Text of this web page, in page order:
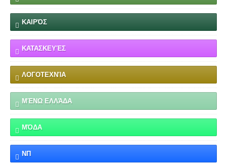
ΚΑΙΡΌΣ
ΚΑΤΑΣΚΕΥΈΣ
ΛΟΓΟΤΕΧΝΊΑ
ΜΈΝΩ ΕΛΛΆΔΑ
ΜΌΔΑ
ΝΠ